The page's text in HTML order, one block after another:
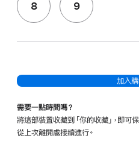
8 9
加入
需要一點時間嗎？
將這部裝置收藏到「你的收藏」，即可
從上次離開處接續進行。